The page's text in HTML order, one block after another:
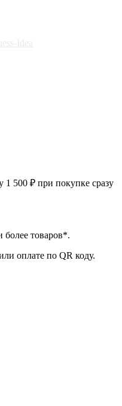
500 ₽ при покупке сразу
товаров*.
оплате по QR коду.